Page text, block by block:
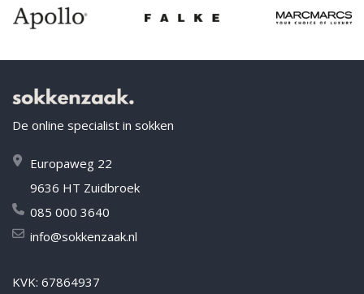
De online specialist in sokken
Europaweg 22
9636 HT Zuidbroek
085 000 3640
info@sokkenzaak.nl
KVK: 67864937